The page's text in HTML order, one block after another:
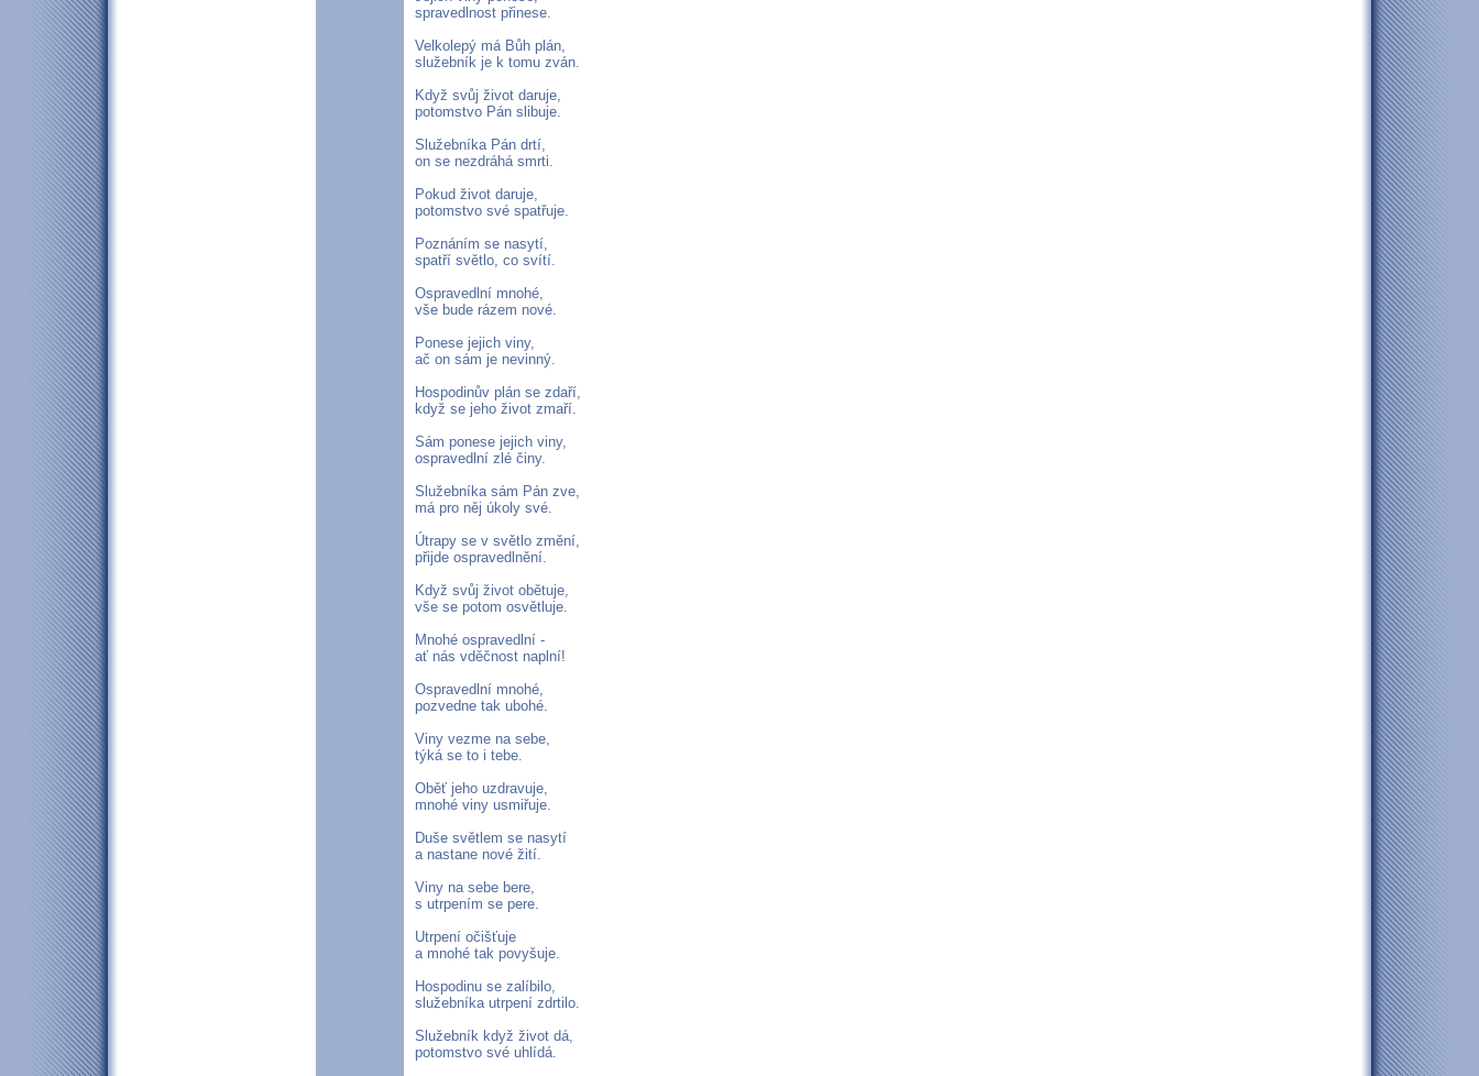
spravedlnost přinese.
Velkolepý má Bůh plán,
služebník je k tomu zván.
Když svůj život daruje,
potomstvo Pán slibuje.
Služebníka Pán drtí,
on se nezdráhá smrti.
Pokud život daruje,
potomstvo své spatřuje.
Poznáním se nasytí,
spatří světlo, co svítí.
Ospravedlní mnohé,
vše bude rázem nové.
Ponese jejich viny,
ač on sám je nevinný.
Hospodinův plán se zdaří,
když se jeho život zmaří.
Sám ponese jejich viny,
ospravedlní zlé činy.
Služebníka sám Pán zve,
má pro něj úkoly své.
Útrapy se v světlo změní,
přijde ospravedlnění.
Když svůj život obětuje,
vše se potom osvětluje.
Mnohé ospravedlní -
ať nás vděčnost naplní!
Ospravedlní mnohé,
pozvedne tak ubohé.
Viny vezme na sebe,
týká se to i tebe.
Oběť jeho uzdravuje,
mnohé viny usmiřuje.
Duše světlem se nasytí
a nastane nové žití.
Viny na sebe bere,
s utrpením se pere.
Utrpení očišťuje
a mnohé tak povyšuje.
Hospodinu se zalíbilo,
služebníka utrpení zdrtilo.
Služebník když život dá,
potomstvo své uhlídá.